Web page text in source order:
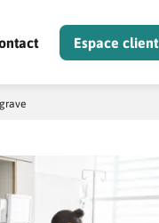
Espace client